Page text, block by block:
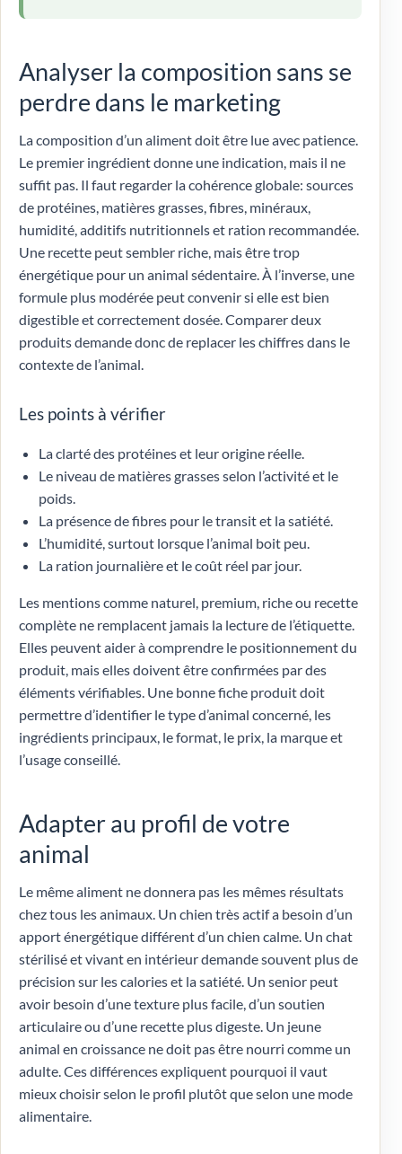
Analyser la composition sans se
perdre dans le marketing
La composition d’un aliment doit être lue avec patience.
Le premier ingrédient donne une indication, mais il ne
suffit pas. Il faut regarder la cohérence globale: sources
de protéines, matières grasses, fibres, minéraux,
humidité, additifs nutritionnels et ration recommandée.
Une recette peut sembler riche, mais être trop
énergétique pour un animal sédentaire. À l’inverse, une
formule plus modérée peut convenir si elle est bien
digestible et correctement dosée. Comparer deux
produits demande donc de replacer les chiffres dans le
contexte de l’animal.
Les points à vérifier
La clarté des protéines et leur origine réelle.
Le niveau de matières grasses selon l’activité et le
poids.
La présence de fibres pour le transit et la satiété.
L’humidité, surtout lorsque l’animal boit peu.
La ration journalière et le coût réel par jour.
Les mentions comme naturel, premium, riche ou recette
complète ne remplacent jamais la lecture de l’étiquette.
Elles peuvent aider à comprendre le positionnement du
produit, mais elles doivent être confirmées par des
éléments vérifiables. Une bonne fiche produit doit
permettre d’identifier le type d’animal concerné, les
ingrédients principaux, le format, le prix, la marque et
l’usage conseillé.
Adapter au profil de votre
animal
Le même aliment ne donnera pas les mêmes résultats
chez tous les animaux. Un chien très actif a besoin d’un
apport énergétique différent d’un chien calme. Un chat
stérilisé et vivant en intérieur demande souvent plus de
précision sur les calories et la satiété. Un senior peut
avoir besoin d’une texture plus facile, d’un soutien
articulaire ou d’une recette plus digeste. Un jeune
animal en croissance ne doit pas être nourri comme un
adulte. Ces différences expliquent pourquoi il vaut
mieux choisir selon le profil plutôt que selon une mode
alimentaire.